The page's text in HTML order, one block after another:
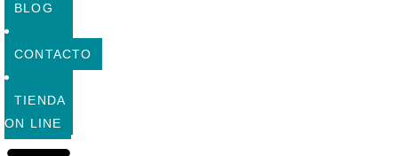
BLOG
CONTACTO
TIENDA
ON LINE